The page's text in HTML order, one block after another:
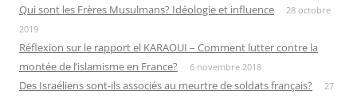
Qui sont les Frères Musulmans? Idéologie et influence
28 octobre
2019
Réflexion sur le rapport el KARAOUI – Comment lutter contre la
montée de l’islamisme en France?
6 novembre 2018
Des Israéliens sont-ils associés au meurtre de soldats français?
27